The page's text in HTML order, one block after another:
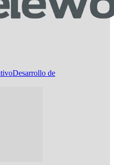
Desarrollo de